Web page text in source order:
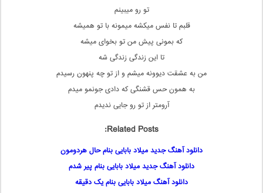
تو رو میبینم
قلبم تا نفس میکشه میمونه با تو همیشه
که بمونی پیش من تو بخوای میشه
تا این زندگی زندگی شه
من به عشقت دیوونه میشم و از تو چه پنهون رسیدم
به همون حس قشنگی که دادی جونمو میدم
آرومتر از تو رو جایی ندیدم
Related Posts:
دانلود آهنگ جدید میلاد بابایی بنام حال هردومون
دانلود آهنگ جدید میلاد بابایی بنام پیر شدم
دانلود آهنگ میلاد بابایی بنام یک دقیقه